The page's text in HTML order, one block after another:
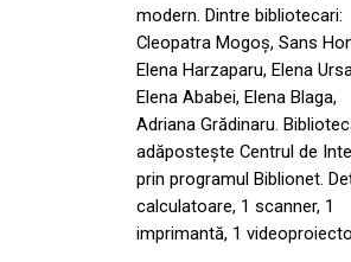
modern. Dintre bibliotecari:
Cleopatra Mogoș, Sans
Elena Harzaparu, Elena
Elena Ababei, Elena Blaga,
Adriana Grădinaru.
adăpostește Centrul de
prin programul Biblionet.
calculatoare, 1 scanner, 1
imprimantă, 1